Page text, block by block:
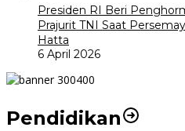
Presiden RI Beri
Prajurit TNI Saat
Hatta
6 April 2026
Pendidikan